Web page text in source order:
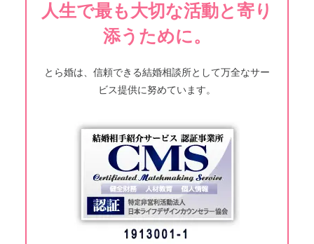
人生で最も大切な活動と寄り
添うために。
とら婚は、信頼できる結婚相談所として万全なサー
ビス提供に努めています。